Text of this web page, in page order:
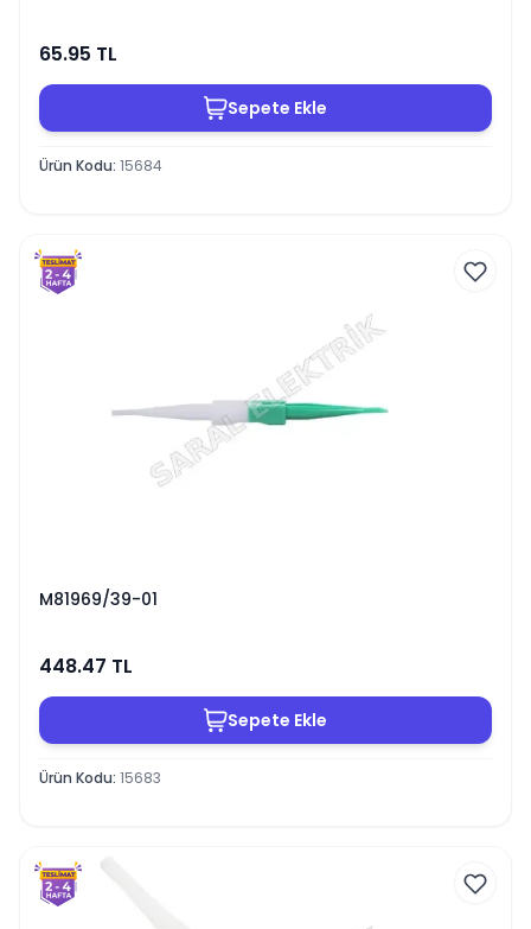
65.95 TL
Sepete Ekle
Ürün Kodu: 15684
M81969/39-01
448.47 TL
Sepete Ekle
Ürün Kodu: 15683